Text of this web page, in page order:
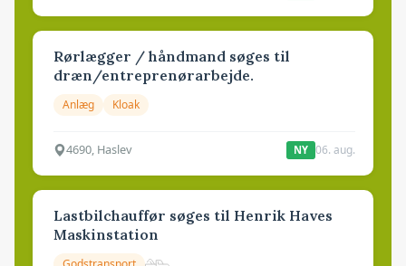
Rørlægger / håndmand søges til
dræn/entreprenørarbejde.
Anlæg Kloak
4690, Haslev NY 06. aug.
Lastbilchauffør søges til Henrik Haves
Maskinstation